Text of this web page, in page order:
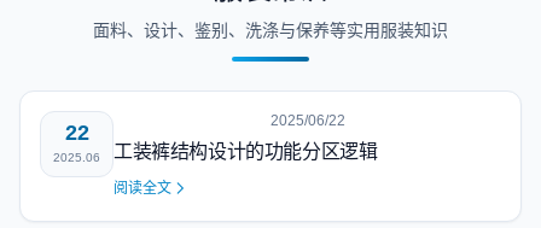
面料、设计、鉴别、洗涤与保养等实用服装知识
22
2025.06
2025/06/22
工装裤结构设计的功能分区逻辑
阅读全文